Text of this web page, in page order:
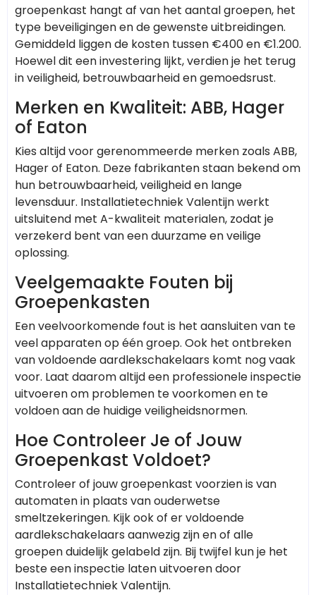
groepenkast hangt af van het aantal groepen, het
type beveiligingen en de gewenste uitbreidingen.
Gemiddeld liggen de kosten tussen €400 en €1.200.
Hoewel dit een investering lijkt, verdien je het terug
in veiligheid, betrouwbaarheid en gemoedsrust.
Merken en Kwaliteit: ABB, Hager
of Eaton
Kies altijd voor gerenommeerde merken zoals ABB,
Hager of Eaton. Deze fabrikanten staan bekend om
hun betrouwbaarheid, veiligheid en lange
levensduur. Installatietechniek Valentijn werkt
uitsluitend met A-kwaliteit materialen, zodat je
verzekerd bent van een duurzame en veilige
oplossing.
Veelgemaakte Fouten bij
Groepenkasten
Een veelvoorkomende fout is het aansluiten van te
veel apparaten op één groep. Ook het ontbreken
van voldoende aardlekschakelaars komt nog vaak
voor. Laat daarom altijd een professionele inspectie
uitvoeren om problemen te voorkomen en te
voldoen aan de huidige veiligheidsnormen.
Hoe Controleer Je of Jouw
Groepenkast Voldoet?
Controleer of jouw groepenkast voorzien is van
automaten in plaats van ouderwetse
smeltzekeringen. Kijk ook of er voldoende
aardlekschakelaars aanwezig zijn en of alle
groepen duidelijk gelabeld zijn. Bij twijfel kun je het
beste een inspectie laten uitvoeren door
Installatietechniek Valentijn.